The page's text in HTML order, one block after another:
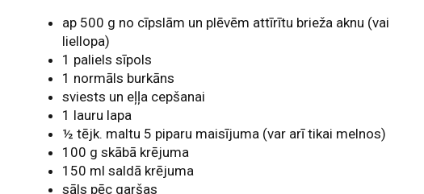
ap 500 g no cīpslām un plēvēm attīrītu brieža aknu (vai
liellopa)
1 paliels sīpols
1 normāls burkāns
sviests un eļļa cepšanai
1 lauru lapa
½ tējk. maltu 5 piparu maisījuma (var arī tikai melnos)
100 g skābā krējuma
150 ml saldā krējuma
sāls pēc garšas